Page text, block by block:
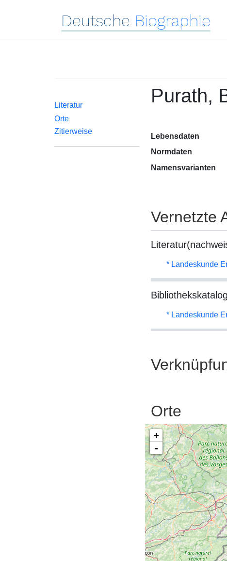
Deutsche Biographie
Literatur
Orte
Zitierweise
Purath,
Lebensdaten
Normdaten
Namensvarianten
Vernetzte
* Landeskunde
* Landeskunde
Orte
+
-